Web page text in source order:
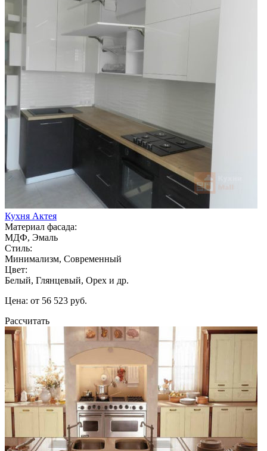
Кухня Актея
Материал фасада:
МДФ, Эмаль
Стиль:
Минимализм, Современный
Цвет:
Белый, Глянцевый, Орех и др.
Цена: от 56 523 руб.
Рассчитать